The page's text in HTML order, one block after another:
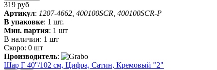
319 руб
Артикул: 1207-4662, 400100SCR, 400100SCR-P
В упаковке: 1 шт.
Мин. партия: 1 шт
В наличии: 1 шт
Скоро: 0 шт
Производитель:
Шар Г 40''/102 см, Цифра, Сатин, Кремовый "2"